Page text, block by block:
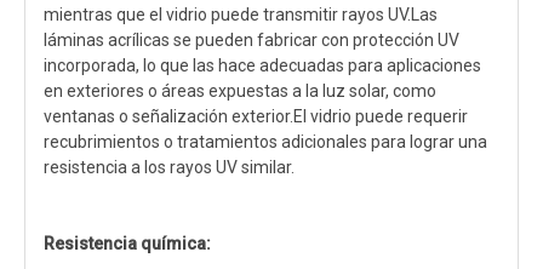
mientras que el vidrio puede transmitir rayos UV.Las
láminas acrílicas se pueden fabricar con protección UV
incorporada, lo que las hace adecuadas para aplicaciones
en exteriores o áreas expuestas a la luz solar, como
ventanas o señalización exterior.El vidrio puede requerir
recubrimientos o tratamientos adicionales para lograr una
resistencia a los rayos UV similar.
Resistencia química: